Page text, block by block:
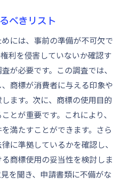
べきリスト
には、事前の準備が不可欠で
利を侵害していないか確認す
が必要です。この調査では、
商標が消費者に与える印象や
ます。次に、商標の使用目的
とが重要です。これにより、
満たすことができます。さら
に準拠しているかを確認し、
商標使用の妥当性を検討しま
を聞き、申請書類に不備がな